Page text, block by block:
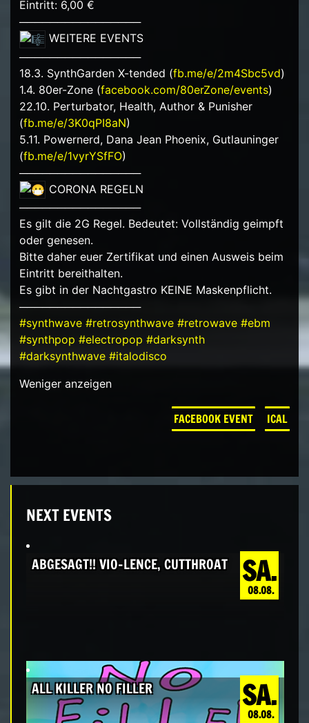
Eintritt: 6,00 €
────────────────
WEITERE EVENTS
────────────────
18.3. SynthGarden X-tended (fb.me/e/2m4Sbc5vd)
1.4. 80er-Zone (facebook.com/80erZone/events)
22.10. Perturbator, Health, Author & Punisher
(fb.me/e/3K0qPI8aN)
5.11. Powernerd, Dana Jean Phoenix, Gutlauninger
(fb.me/e/1vyrYSfFO)
────────────────
CORONA REGELN
────────────────
Es gilt die 2G Regel. Bedeutet: Vollständig geimpft
oder genesen.
Bitte daher euer Zertifikat und einen Ausweis beim
Eintritt bereithalten.
Es gibt in der Nachtgastro KEINE Maskenpflicht.
────────────────
#synthwave #retrosynthwave #retrowave #ebm
#synthpop #electropop #darksynth
#darksynthwave #italodisco
Weniger anzeigen
FACEBOOK EVENT ICAL
NEXT EVENTS
SA.
08.08.
ABGESAGT!! VIO-LENCE, CUTTHROAT
SA.
08.08.
ALL KILLER NO FILLER